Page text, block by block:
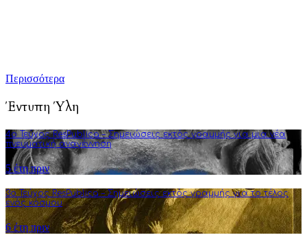
Περισσότερα
Έντυπη Ύλη
4o Τεύχος ResPublica – Σημειώσεις εκτός γραμμής για μια νέα
πνευματική αναγέννηση
5 έτη πριν
3o Τεύχος ResPublica – Σημειώσεις εκτός γραμμής για το τέλος
ενός κόσμου
6 έτη πριν